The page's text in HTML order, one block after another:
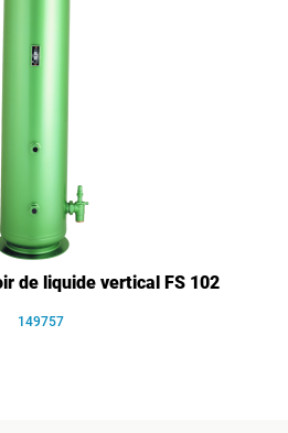
de liquide vertical FS 102
149757